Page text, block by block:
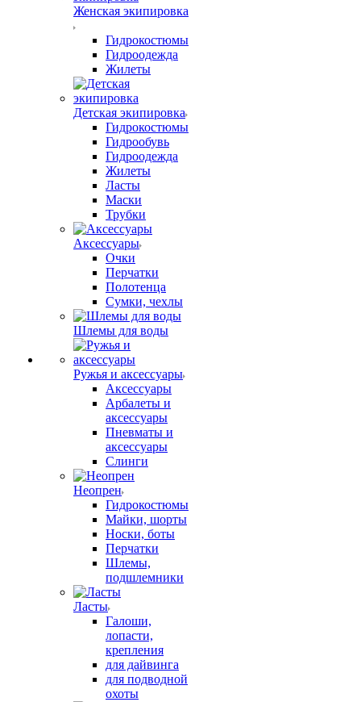
Женская экипировка
Гидрокостюмы
Гидроодежда
Жилеты
Детская экипировка
Гидрокостюмы
Гидрообувь
Гидроодежда
Жилеты
Ласты
Маски
Трубки
Аксессуары
Очки
Перчатки
Полотенца
Сумки, чехлы
Шлемы для воды
Ружья и аксессуары
Аксессуары
Арбалеты и
аксессуары
Пневматы и
аксессуары
Слинги
Неопрен
Гидрокостюмы
Майки, шорты
Носки, боты
Перчатки
Шлемы,
подшлемники
Ласты
Галоши,
лопасти,
крепления
для дайвинга
для подводной
охоты